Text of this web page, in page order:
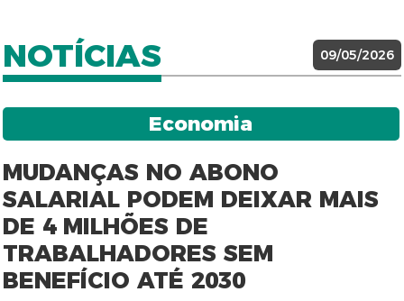
NOTÍCIAS 09/05/2026
Economia
MUDANÇAS NO ABONO
SALARIAL PODEM DEIXAR MAIS
DE 4 MILHÕES DE
TRABALHADORES SEM
BENEFÍCIO ATÉ 2030